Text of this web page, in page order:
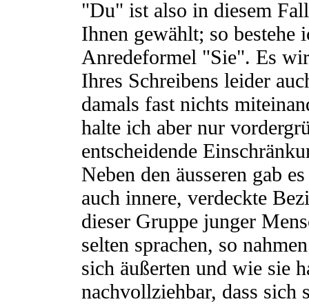
"Du" ist also in diesem
Ihnen gewählt; so bestehe
Anredeformel "Sie". Es
Ihres Schreibens leider
damals fast nichts
halte ich aber nur
entscheidende
Neben den äusseren gab
auch innere, verdeckte
dieser Gruppe junger
selten sprachen, so
sich äußerten und wie sie
nachvollziehbar, dass sich